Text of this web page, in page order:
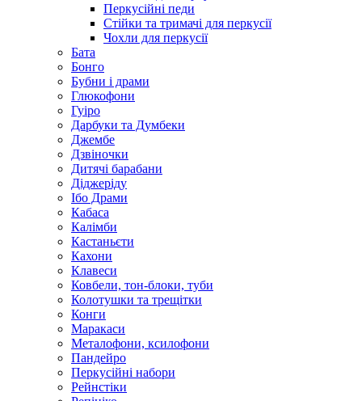
Перкусійні педи
Стійки та тримачі для перкусії
Чохли для перкусії
Бата
Бонго
Бубни і драми
Глюкофони
Гуіро
Дарбуки та Думбеки
Джембе
Дзвіночки
Дитячі барабани
Діджеріду
Ібо Драми
Кабаса
Калімби
Кастаньєти
Кахони
Клавеси
Ковбели, тон-блоки, туби
Колотушки та трещітки
Конги
Маракаси
Металофони, ксилофони
Пандейро
Перкусійні набори
Рейнстіки